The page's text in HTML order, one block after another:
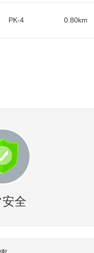
气候，夏天炎热潮湿，7-8
平均降雪为37cm。
PK-4 0.80km
全